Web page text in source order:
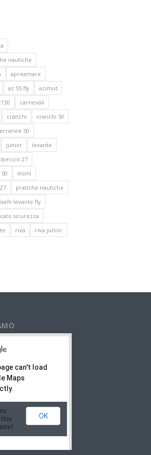
nautiche
apreamare
az 55 fly
azimut
carnevali
cranchi
cranchi 50
50
junior
levante
libeccio 27
mimì
pratiche nautiche
levante fly
sicurezza
riva
riva junior
can't load
Maps
this
OK